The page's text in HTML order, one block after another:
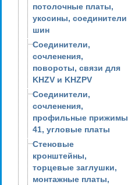
потолочные платы,
укосины, соединители
шин
Соединители,
сочленения,
повороты, связи для
KHZV и KHZPV
Соединители,
сочленения,
профильные прижимы
41, угловые платы
Стеновые
кронштейны,
торцевые заглушки,
монтажные платы,